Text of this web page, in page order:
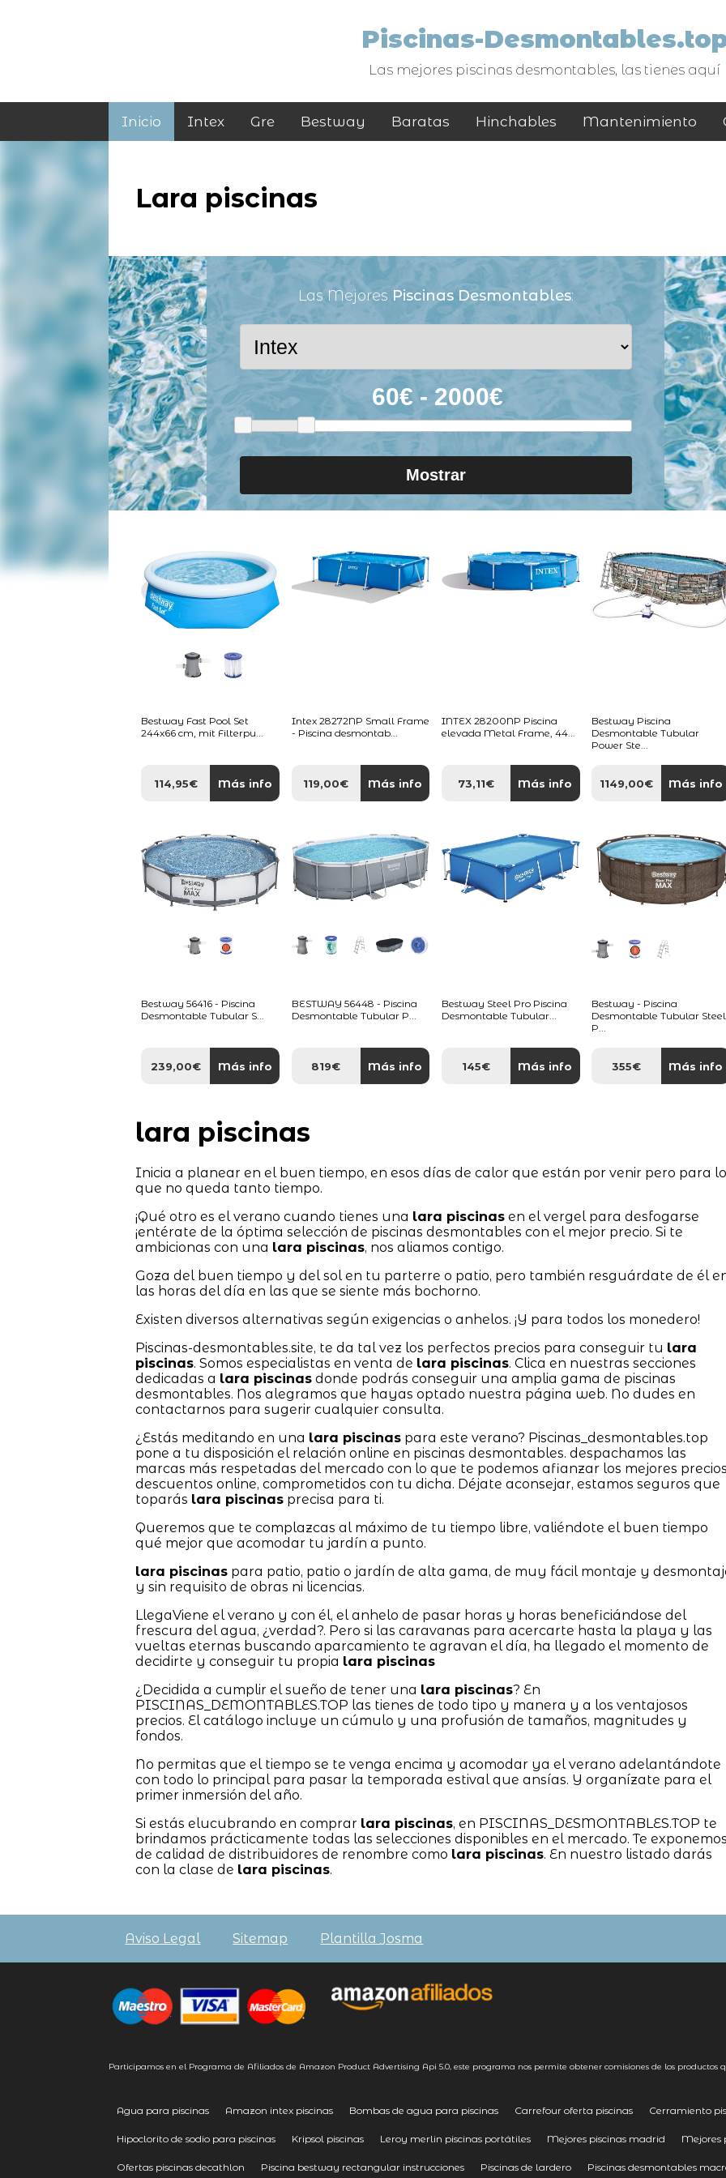
Piscinas-
Las mejores piscinas desmontables, las tienes aquí
Inicio Intex Gre Bestway Baratas Hinchables Mantenimiento
Lara piscinas
Las Mejores Piscinas Desmontables:
Mostrar
Bestway Fast Pool Set
244x66 cm, mit Filterpu...
114,95€ Más info
Intex 28272NP Small Frame
- Piscina desmontab...
119,00€ Más info
INTEX 28200NP Piscina
elevada Metal Frame, 44...
73,11€ Más info
Bestway Piscina
Desmontable Tubular
Power Ste...
1149,00€ Más info
Bestway 56416 - Piscina
Desmontable Tubular S...
239,00€ Más info
BESTWAY 56448 - Piscina
Desmontable Tubular P...
819€ Más info
Bestway Steel Pro Piscina
Desmontable Tubular...
145€ Más info
Bestway - Piscina
Desmontable Tubular Steel
P...
355€ Más info
lara piscinas
Inicia a planear en el buen tiempo, en esos días de calor que están por venir pero para
que no queda tanto tiempo.
¡Qué otro es el verano cuando tienes una lara piscinasen el vergel para desfogarse
¡entérate de la óptima selección de piscinas desmontables con el mejor precio. Si te
ambicionas con una lara piscinas, nos aliamos contigo.
Goza del buen tiempo y del sol en tu parterre o patio, pero también resguárdate de él
las horas del día en las que se siente más bochorno.
Existen diversos alternativas según exigencias o anhelos. ¡Y para todos los monedero!
Piscinas-desmontables.site, te da tal vez los perfectos precios para conseguir tu lara
piscinas. Somos especialistas en venta de lara piscinas. Clica en nuestras secciones
dedicadas a lara piscinasdonde podrás conseguir una amplia gama de piscinas
desmontables. Nos alegramos que hayas optado nuestra página web. No dudes en
contactarnos para sugerir cualquier consulta.
¿Estás meditando en una lara piscinaspara este verano? Piscinas_desmontables.top
pone a tu disposición el relación online en piscinas desmontables. despachamos las
marcas más respetadas del mercado con lo que te podemos afianzar los mejores
descuentos online, comprometidos con tu dicha. Déjate aconsejar, estamos seguros que
toparás lara piscinasprecisa para ti.
Queremos que te complazcas al máximo de tu tiempo libre, valiéndote el buen tiempo
qué mejor que acomodar tu jardín a punto.
lara piscinaspara patio, patio o jardín de alta gama, de muy fácil montaje y
y sin requisito de obras ni licencias.
LlegaViene el verano y con él, el anhelo de pasar horas y horas beneficiándose del
frescura del agua, ¿verdad?. Pero si las caravanas para acercarte hasta la playa y las
vueltas eternas buscando aparcamiento te agravan el día, ha llegado el momento de
decidirte y conseguir tu propia lara piscinas
¿Decidida a cumplir el sueño de tener una lara piscinas? En
PISCINAS_DEMONTABLES.TOP las tienes de todo tipo y manera y a los ventajosos
precios. El catálogo incluye un cúmulo y una profusión de tamaños, magnitudes y
fondos.
No permitas que el tiempo se te venga encima y acomodar ya el verano adelantándote
con todo lo principal para pasar la temporada estival que ansías. Y organízate para el
primer inmersión del año.
Si estás elucubrando en comprar lara piscinas, en PISCINAS_DESMONTABLES.TOP te
brindamos prácticamente todas las selecciones disponibles en el mercado. Te
de calidad de distribuidores de renombre como lara piscinas. En nuestro listado darás
con la clase de lara piscinas.
Aviso Legal Sitemap Plantilla Josma
Participamos en el Programa de Afiliados de Amazon Product Advertising Api 5.0, este programa nos permite obtener comisiones de los productos
Agua para piscinas Amazon intex piscinas Bombas de agua para piscinas Carrefour oferta piscinas Cerramiento
Hipoclorito de sodio para piscinas Kripsol piscinas Leroy merlin piscinas portátiles Mejores piscinas madrid Mejores
Ofertas piscinas decathlon Piscina bestway rectangular instrucciones Piscinas de lardero Piscinas desmontables